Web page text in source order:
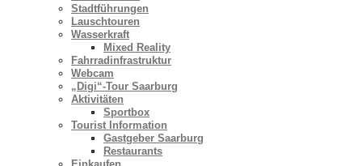
Stadtführungen
Lauschtouren
Wasserkraft
Mixed Reality
Fahrradinfrastruktur
Webcam
„Digi“-Tour Saarburg
Aktivitäten
Sportbox
Tourist Information
Gastgeber Saarburg
Restaurants